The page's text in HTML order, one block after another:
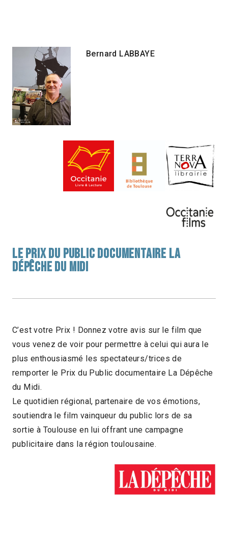
Bernard LABBAYE
LE PRIX DU PUBLIC DOCUMENTAIRE LA
DÉPÊCHE DU MIDI
C’est votre Prix ! Donnez votre avis sur le film que
vous venez de voir pour permettre à celui qui aura le
plus enthousiasmé les spectateurs/trices de
remporter le Prix du Public documentaire La Dépêche
du Midi.
Le quotidien régional, partenaire de vos émotions,
soutiendra le film vainqueur du public lors de sa
sortie à Toulouse en lui offrant une campagne
publicitaire dans la région toulousaine.